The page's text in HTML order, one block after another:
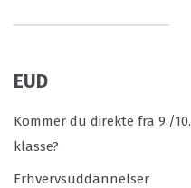
EUD
Kommer du direkte fra 9./10.
klasse?
Erhvervsuddannelser